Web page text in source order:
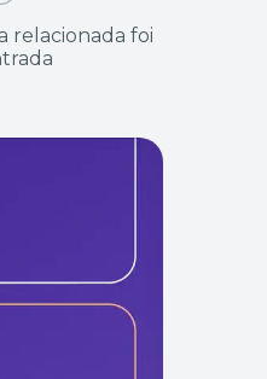
relacionada foi